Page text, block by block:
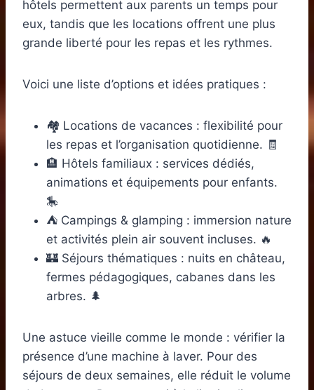
hôtels permettent aux parents un temps pour
eux, tandis que les locations offrent une plus
grande liberté pour les repas et les rythmes.
Voici une liste d’options et idées pratiques :
🏘️ Locations de vacances : flexibilité pour
les repas et l’organisation quotidienne. 🧾
🏨 Hôtels familiaux : services dédiés,
animations et équipements pour enfants.
🎠
⛺ Campings & glamping : immersion nature
et activités plein air souvent incluses. 🔥
🏰 Séjours thématiques : nuits en château,
fermes pédagogiques, cabanes dans les
arbres. 🌲
Une astuce vieille comme le monde : vérifier la
présence d’une machine à laver. Pour des
séjours de deux semaines, elle réduit le volume